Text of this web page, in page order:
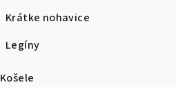
Krátke nohavice
Legíny
Košele